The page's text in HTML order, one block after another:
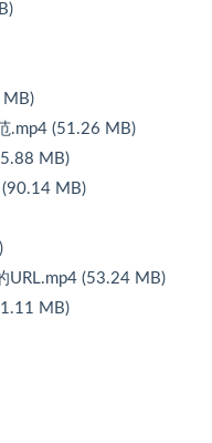
MB)
.mp4 (51.26 MB)
MB)
MB)
URL.mp4 (53.24 MB)
MB)